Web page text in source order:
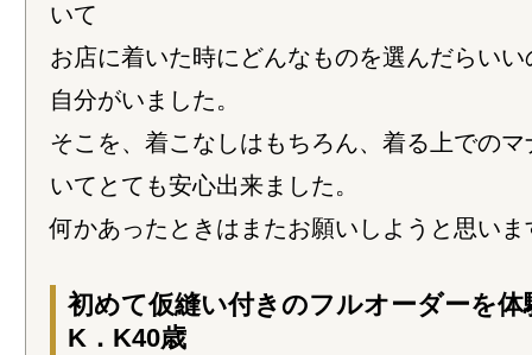
いて
お店に着いた時にどんなものを選んだらい
自分がいました。
そこを、着こなしはもちろん、着る上での
いてとても安心出来ました。
何かあったときはまたお願いしようと思いま
初めて仮縫い付きのフルオーダーを
K．K40歳